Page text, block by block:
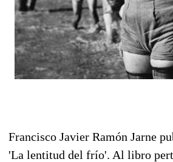
Francisco Javier Ramón Jarne
'La lentitud del frío'. Al libro